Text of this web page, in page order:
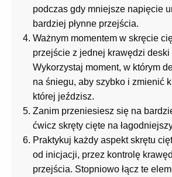
podczas gdy mniejsze napięcie
bardziej płynne przejścia.
Ważnym momentem w skręcie
przejście z jednej krawędzi deski
Wykorzystaj moment, w którym
na śniegu, aby szybko i zmienić
której jeździsz.
Zanim przeniesiesz się na
ćwicz skręty cięte na
Praktykuj każdy aspekt skrętu
od inicjacji, przez kontrolę
przejścia. Stopniowo łącz te